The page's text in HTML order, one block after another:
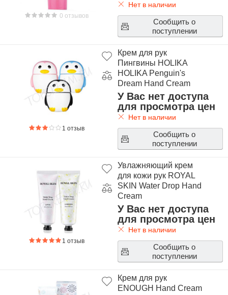
0 отзывов
Нет в наличии
Сообщить о
поступлении
1 отзыв
Крем для рук
Пингвины HOLIKA
HOLIKA Penguin's
Dream Hand Cream
У Вас нет доступа
для просмотра цен
Нет в наличии
Сообщить о
поступлении
1 отзыв
Увлажняющий крем
для кожи рук ROYAL
SKIN Water Drop Hand
Cream
У Вас нет доступа
для просмотра цен
Нет в наличии
Сообщить о
поступлении
Крем для рук
ENOUGH Hand Cream